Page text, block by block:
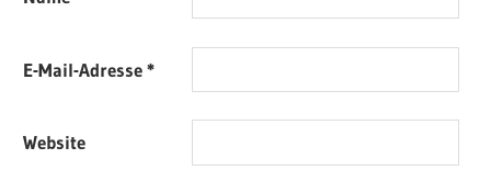
E-Mail-Adresse*
Website